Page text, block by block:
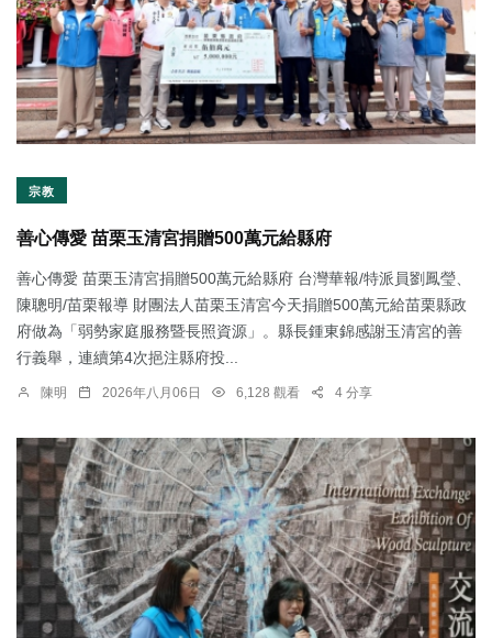
宗教
善心傳愛 苗栗玉清宮捐贈500萬元給縣府
善心傳愛 苗栗玉清宮捐贈500萬元給縣府 台灣華報/特派員劉鳳瑩、
陳聰明/苗栗報導 財團法人苗栗玉清宮今天捐贈500萬元給苗栗縣政
府做為「弱勢家庭服務暨長照資源」。縣長鍾東錦感謝玉清宮的善
行義舉，連續第4次挹注縣府投...
陳明 2026年八月06日 6,128 觀看 4 分享